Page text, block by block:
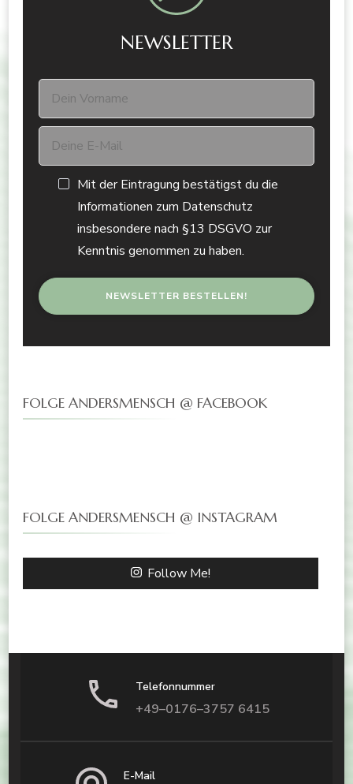
NEWSLETTER
Mit der Eintragung bestätigst du die
Informationen zum Datenschutz
insbesondere nach §13 DSGVO zur
Kenntnis genommen zu haben.
FOLGE ANDERSMENSCH @ FACEBOOK
FOLGE ANDERSMENSCH @ INSTAGRAM
Follow Me!
Telefonnummer
+49–0176–3757 6415
E-Mail